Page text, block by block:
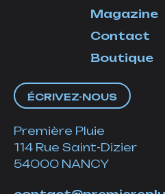
Magazine
Contact
Boutique
ÉCRIVEZ-NOUS
Première Pluie
114 Rue Saint-Dizier
54000 NANCY